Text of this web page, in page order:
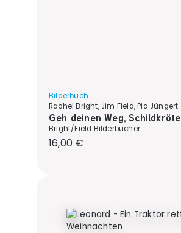
Bilderbuch
Rachel Bright, Jim Field, Pia Jüngert
Geh deinen Weg, Schildkröte
Bright/Field Bilderbücher
Regulärer Preis:
16,00 €